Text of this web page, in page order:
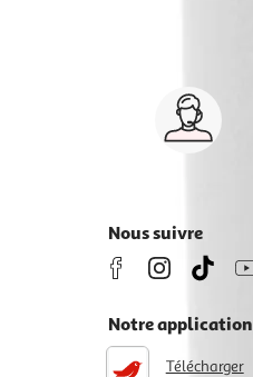
Nous suivre
Notre application
Télécharger